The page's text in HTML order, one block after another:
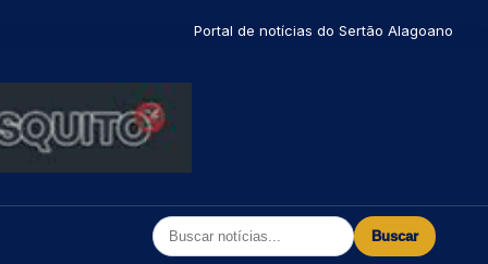
Portal de notícias do Sertão Alagoano
Buscar